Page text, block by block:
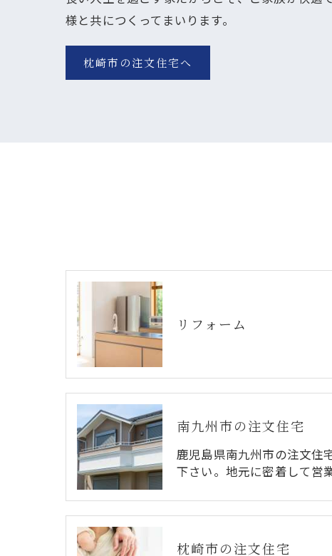
様と共につくってまいります。
枕崎市の注文住宅へ
リフォーム
南九州市の注文住宅
鹿児島県南九州市の注文住
下さい。地元に密着して営
枕崎市の注文住宅